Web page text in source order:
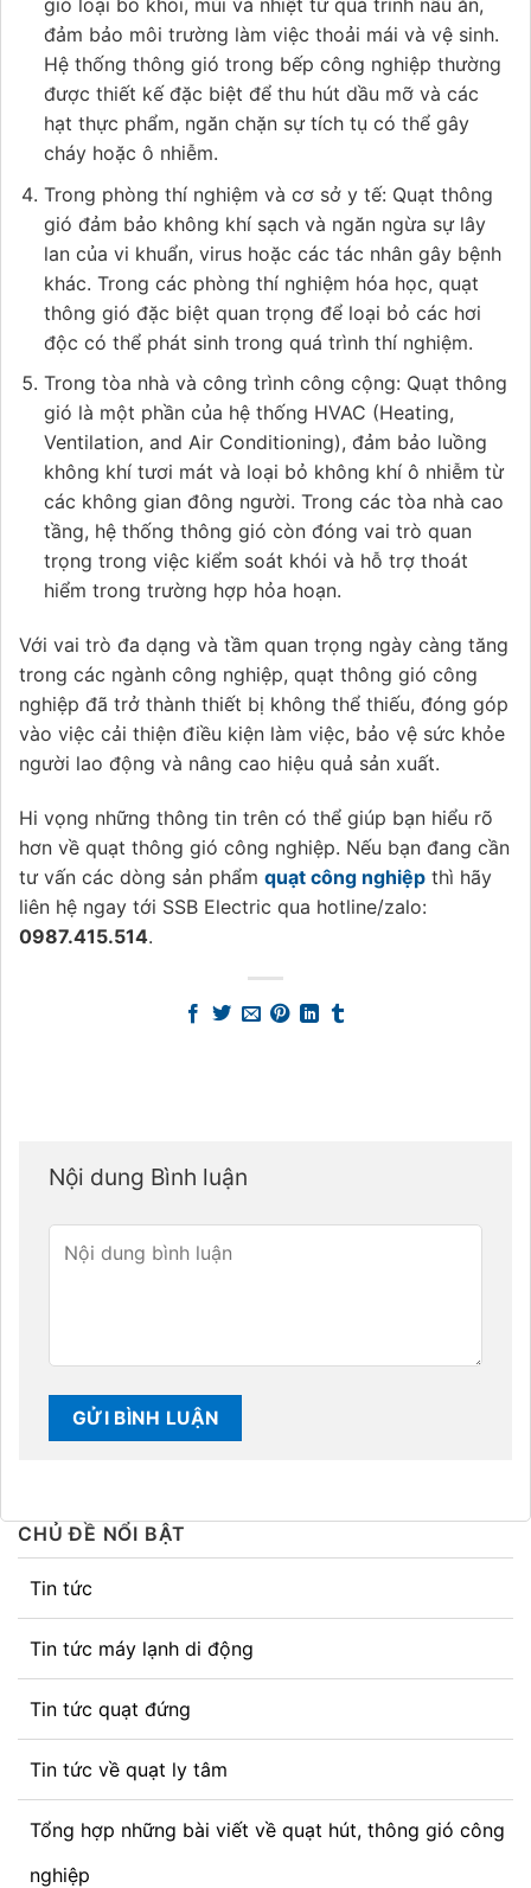
CHỦ ĐỀ NỔI BẬT
Tin tức
Tin tức máy lạnh di động
Tin tức quạt đứng
Tin tức về quạt ly tâm
Tổng hợp những bài viết về quạt hút, thông gió công
nghiệp
gió loại bỏ khói, mùi và nhiệt từ quá trình nấu ăn,
đảm bảo môi trường làm việc thoải mái và vệ sinh.
Hệ thống thông gió trong bếp công nghiệp thường
được thiết kế đặc biệt để thu hút dầu mỡ và các
hạt thực phẩm, ngăn chặn sự tích tụ có thể gây
cháy hoặc ô nhiễm.
Trong phòng thí nghiệm và cơ sở y tế: Quạt thông
gió đảm bảo không khí sạch và ngăn ngừa sự lây
lan của vi khuẩn, virus hoặc các tác nhân gây bệnh
khác. Trong các phòng thí nghiệm hóa học, quạt
thông gió đặc biệt quan trọng để loại bỏ các hơi
độc có thể phát sinh trong quá trình thí nghiệm.
Trong tòa nhà và công trình công cộng: Quạt thông
gió là một phần của hệ thống HVAC (Heating,
Ventilation, and Air Conditioning), đảm bảo luồng
không khí tươi mát và loại bỏ không khí ô nhiễm từ
các không gian đông người. Trong các tòa nhà cao
tầng, hệ thống thông gió còn đóng vai trò quan
trọng trong việc kiểm soát khói và hỗ trợ thoát
hiểm trong trường hợp hỏa hoạn.
Với vai trò đa dạng và tầm quan trọng ngày càng tăng
trong các ngành công nghiệp, quạt thông gió công
nghiệp đã trở thành thiết bị không thể thiếu, đóng góp
vào việc cải thiện điều kiện làm việc, bảo vệ sức khỏe
người lao động và nâng cao hiệu quả sản xuất.
Hi vọng những thông tin trên có thể giúp bạn hiểu rõ
hơn về quạt thông gió công nghiệp. Nếu bạn đang cần
tư vấn các dòng sản phẩm quạt công nghiệp thì hãy
liên hệ ngay tới SSB Electric qua hotline/zalo:
0987.415.514.
Nội dung Bình luận